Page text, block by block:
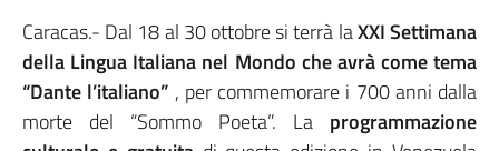
Caracas.- Dal 18 al 30 ottobre si terrà laXXI Settimana
della Lingua Italiana nel Mondo che avrà come tema
“Dante l’italiano” , per commemorare i 700 anni dalla
morte del “Sommo Poeta”. La programmazione